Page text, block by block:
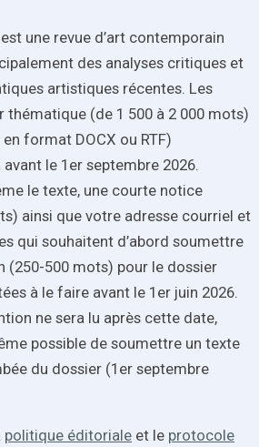
une revue d’art contemporain
des analyses critiques et
artistiques récentes. Les
thématique (de 1 500 à 2 000 mots)
format DOCX ou RTF)
le 1er septembre 2026.
le texte, une courte notice
ainsi que votre adresse courriel et
qui souhaitent d’abord soumettre
(250-500 mots) pour le dossier
à le faire avant le 1er juin 2026.
ne sera lu après cette date,
possible de soumettre un texte
du dossier (1er septembre
politique éditoriale et le protocole